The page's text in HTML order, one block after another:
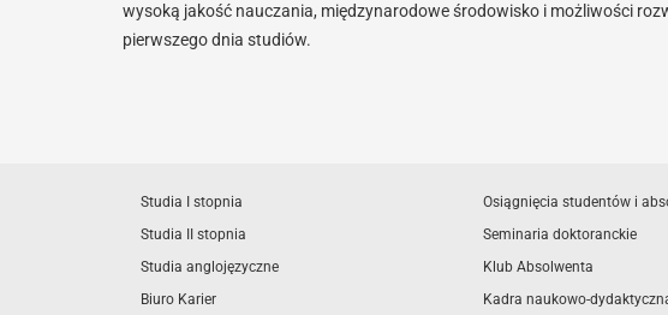
wysoką jakość nauczania, międzynarodowe środowisko i możliwości
pierwszego dnia studiów.
Studia I stopnia
Studia II stopnia
Studia anglojęzyczne
Biuro Karier
Osiągnięcia studentów i
Seminaria doktoranckie
Klub Absolwenta
Kadra naukowo-